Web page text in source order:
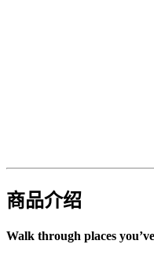
商品介绍
Walk through places